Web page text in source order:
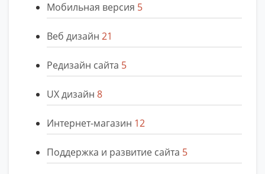
Мобильная версия 5
Веб дизайн 21
Редизайн сайта 5
UX дизайн 8
Интернет-магазин 12
Поддержка и развитие сайта 5